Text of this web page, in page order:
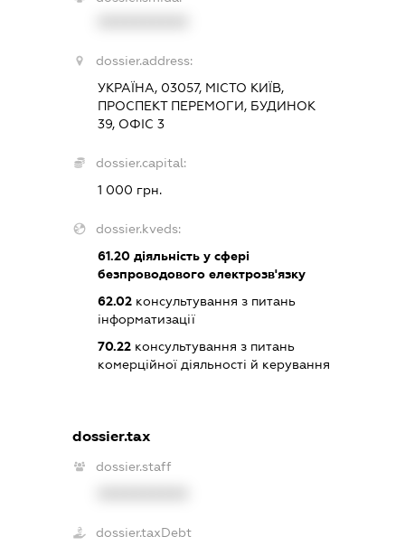
dossier.address:
УКРАЇНА, 03057, МІСТО КИЇВ,
ПРОСПЕКТ ПЕРЕМОГИ, БУДИНОК
39, ОФІС 3
dossier.capital:
1 000 грн.
dossier.kveds:
61.20діяльність у сфері
безпроводового електрозв'язку
62.02консультування з питань
інформатизації
70.22консультування з питань
комерційної діяльності й керування
dossier.tax
dossier.staff
dossier.taxDebt